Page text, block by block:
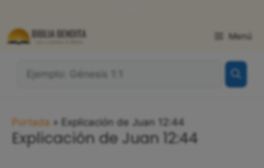
contenido
Menú
Portada » Explicación de Juan 12:44
Explicación de Juan 12:44